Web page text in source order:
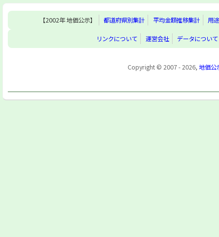
【2002年 地価公示】 都道府県別集計 平均金額推移集計 用
リンクについて 運営会社 データについて
Copyright © 2007 - 2026, 地価公